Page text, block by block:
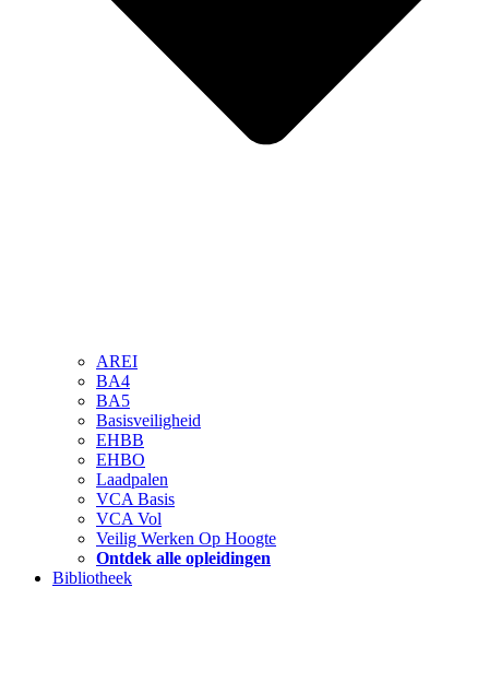
AREI
BA4
BA5
Basisveiligheid
EHBB
EHBO
Laadpalen
VCA Basis
VCA Vol
Veilig Werken Op Hoogte
Ontdek alle opleidingen
Bibliotheek